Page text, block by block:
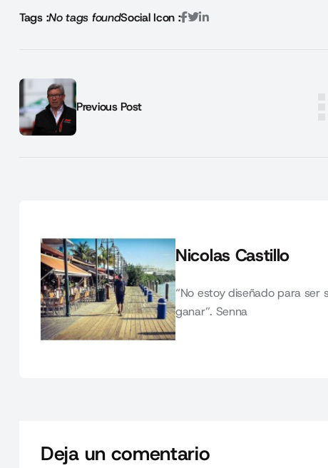
Tags :No tags foundSocial Icon :
Previous Post
Nicolas Castillo
“No estoy diseñado para ser
ganar”. Senna
Deja un comentario